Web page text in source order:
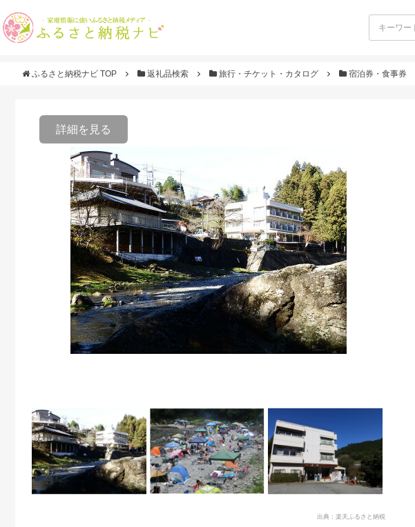
ふるさと納税ナビ TOP 返礼品検索 旅行・チケット・カタログ 宿泊券・食事券
詳細を見る
出典：楽天ふるさと納税